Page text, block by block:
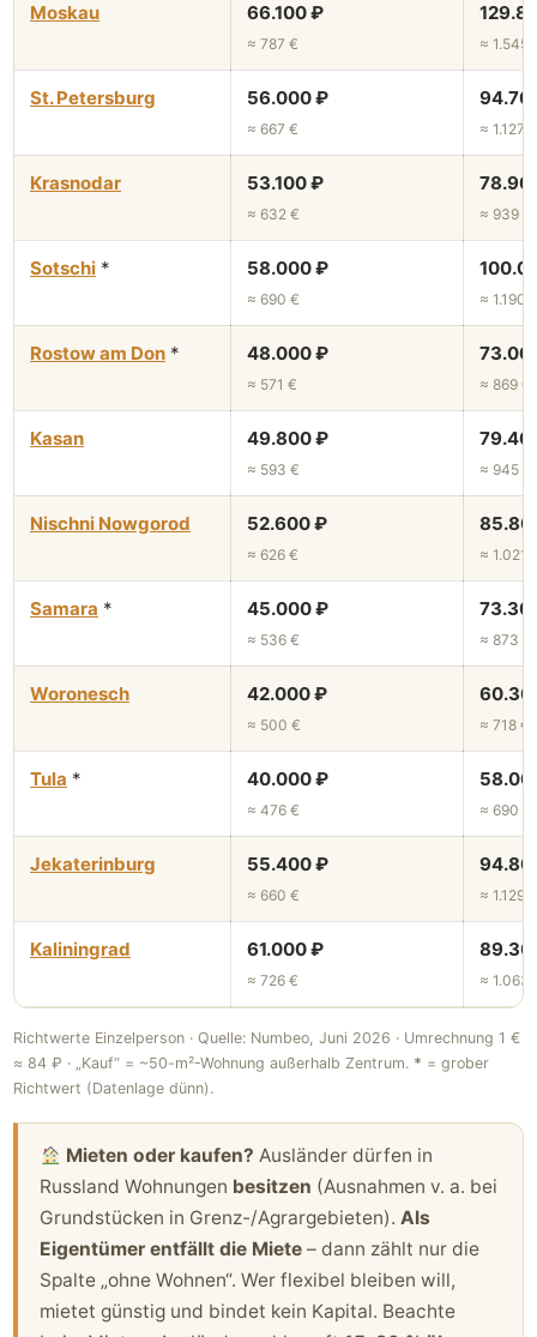
Moskau 66.100 ₽
≈ 787 € ≈ 1.545
St. Petersburg 56.000 ₽
≈ 667 € ≈ 1.127 €
Krasnodar 53.100 ₽
≈ 632 € ≈ 939 €
Sotschi * 58.000 ₽
≈ 690 € ≈ 1.190
Rostow am Don * 48.000 ₽
≈ 571 € ≈ 869 €
Kasan 49.800 ₽
≈ 593 € ≈ 945 €
Nischni Nowgorod 52.600 ₽
≈ 626 € ≈ 1.021
Samara * 45.000 ₽
≈ 536 € ≈ 873 €
Woronesch 42.000 ₽
≈ 500 € ≈ 718 €
Tula * 40.000 ₽
≈ 476 € ≈ 690 €
Jekaterinburg 55.400 ₽
≈ 660 € ≈ 1.129 €
Kaliningrad 61.000 ₽
≈ 726 € ≈ 1.063
Richtwerte Einzelperson · Quelle: Numbeo, Juni 2026 · Umrechnung 1 €
≈ 84 ₽ · „Kauf“ = ~50-m²-Wohnung außerhalb Zentrum. * = grober
Richtwert (Datenlage dünn).
Mieten oder kaufen? Ausländer dürfen in
Russland Wohnungen besitzen (Ausnahmen v. a. bei
Grundstücken in Grenz-/Agrargebieten). Als
Eigentümer entfällt die Miete – dann zählt nur die
Spalte „ohne Wohnen“. Wer flexibel bleiben will,
mietet günstig und bindet kein Kapital. Beachte